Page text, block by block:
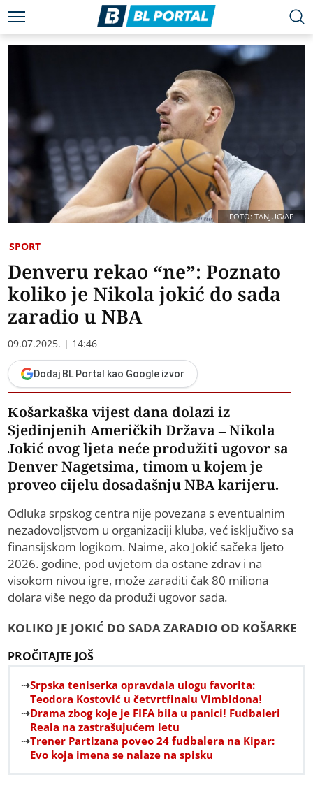
FOTO: TANJUG/AP
SPORT
Denveru rekao “ne”: Poznato
koliko je Nikola jokić do sada
zaradio u NBA
09.07.2025. | 14:46
Dodaj BL Portal kao Google izvor
Košarkaška vijest dana dolazi iz
Sjedinjenih Američkih Država – Nikola
Jokić ovog ljeta neće produžiti ugovor sa
Denver Nagetsima, timom u kojem je
proveo cijelu dosadašnju NBA karijeru.
Odluka srpskog centra nije povezana s eventualnim
nezadovoljstvom u organizaciji kluba, već isključivo sa
finansijskom logikom. Naime, ako Jokić sačeka ljeto
2026. godine, pod uvjetom da ostane zdrav i na
visokom nivou igre, može zaraditi čak 80 miliona
dolara više nego da produži ugovor sada.
KOLIKO JE JOKIĆ DO SADA ZARADIO OD KOŠARKE
PROČITAJTE JOŠ
Srpska teniserka opravdala ulogu favorita:
Teodora Kostović u četvrtfinalu Vimbldona!
Drama zbog koje je FIFA bila u panici! Fudbaleri
Reala na zastrašujućem letu
Trener Partizana poveo 24 fudbalera na Kipar:
Evo koja imena se nalaze na spisku